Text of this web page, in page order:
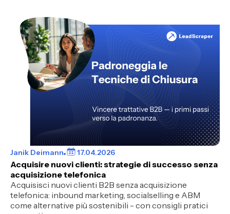
Janik Deimann 17.04.2026
Acquisire nuovi clienti: strategie di successo senza
acquisizione telefonica
Acquisisci nuovi clienti B2B senza acquisizione
telefonica: inbound marketing, socialselling e ABM
come alternative più sostenibili - con consigli pratici